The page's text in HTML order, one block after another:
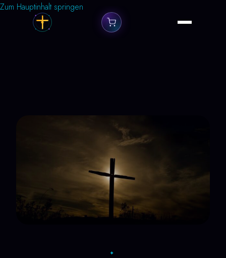
Zum Hauptinhalt springen
✦